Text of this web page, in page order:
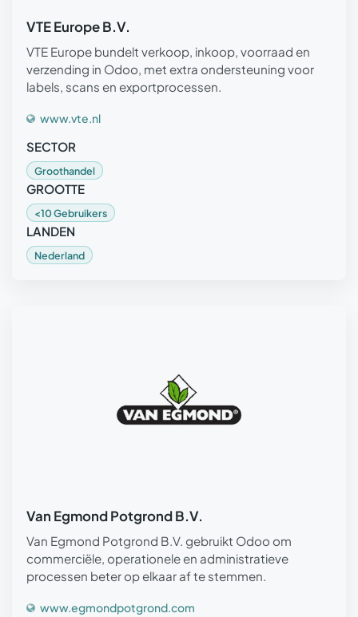
VTE Europe B.V.
VTE Europe bundelt verkoop, inkoop, voorraad en
verzending in Odoo, met extra ondersteuning voor
labels, scans en exportprocessen.
www.vte.nl
SECTOR
Groothandel
GROOTTE
<10 Gebruikers
LANDEN
Nederland
Van Egmond Potgrond B.V.
Van Egmond Potgrond B.V. gebruikt Odoo om
commerciële, operationele en administratieve
processen beter op elkaar af te stemmen.
www.egmondpotgrond.com